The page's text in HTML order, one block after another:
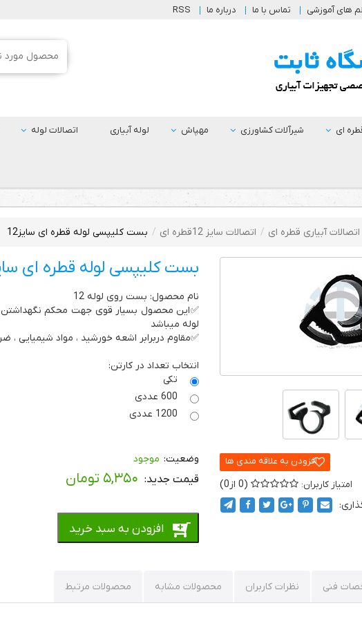
های آموزشی تماس با ما درباره ما RSS
ای شیرآلات کشاورزی مهپاش لوله آبیاری اتصالات لوله
اتصالات آبیاری قطره ای اتصالات سایز 12قطره ای بست کلیپسی لوله قطره ای سایز12
0
0
بست کلیپسی لوله قطره ای
نام محصول: بست روی لوله 12
لوله میباشد
✅مقاوم دربرابر اشعه خورشید ، مواد شیمیایی ،
انتخاب تعداد در کارتن:
تکی
موجود
۵,۳۵۰ تومان
افزودن به سبد خرید
فنی نظرات کاربران محصولات مشابه محصولات مرتبط